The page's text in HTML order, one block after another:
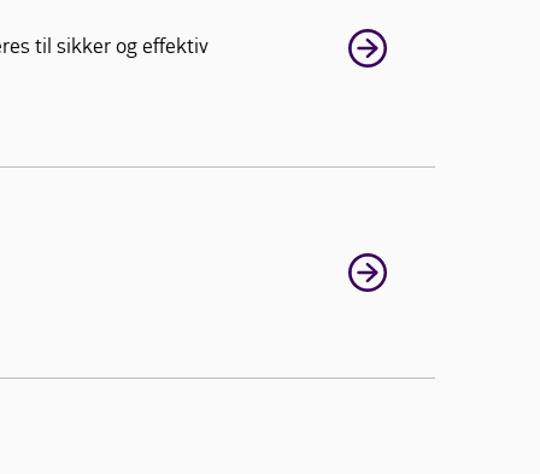
til sikker og effektiv